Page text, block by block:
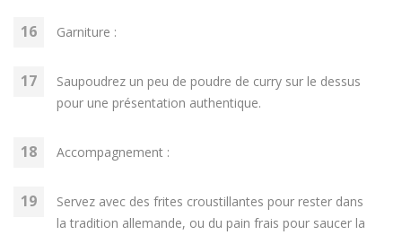
Garniture :
Saupoudrez un peu de poudre de curry sur le dessus
pour une présentation authentique.
Accompagnement :
Servez avec des frites croustillantes pour rester dans
la tradition allemande, ou du pain frais pour saucer la